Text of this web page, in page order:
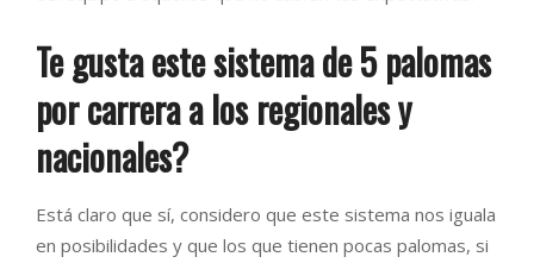
Te gusta este sistema de 5 palomas
por carrera a los regionales y
nacionales?
Está claro que sí, considero que este sistema nos iguala
en posibilidades y que los que tienen pocas palomas, si